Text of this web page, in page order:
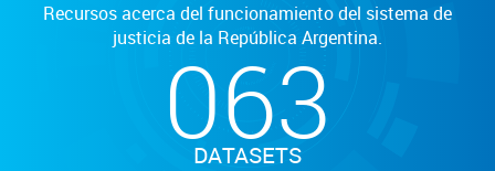
Recursos acerca del funcionamiento del sistema de
justicia de la República Argentina.
063
DATASETS